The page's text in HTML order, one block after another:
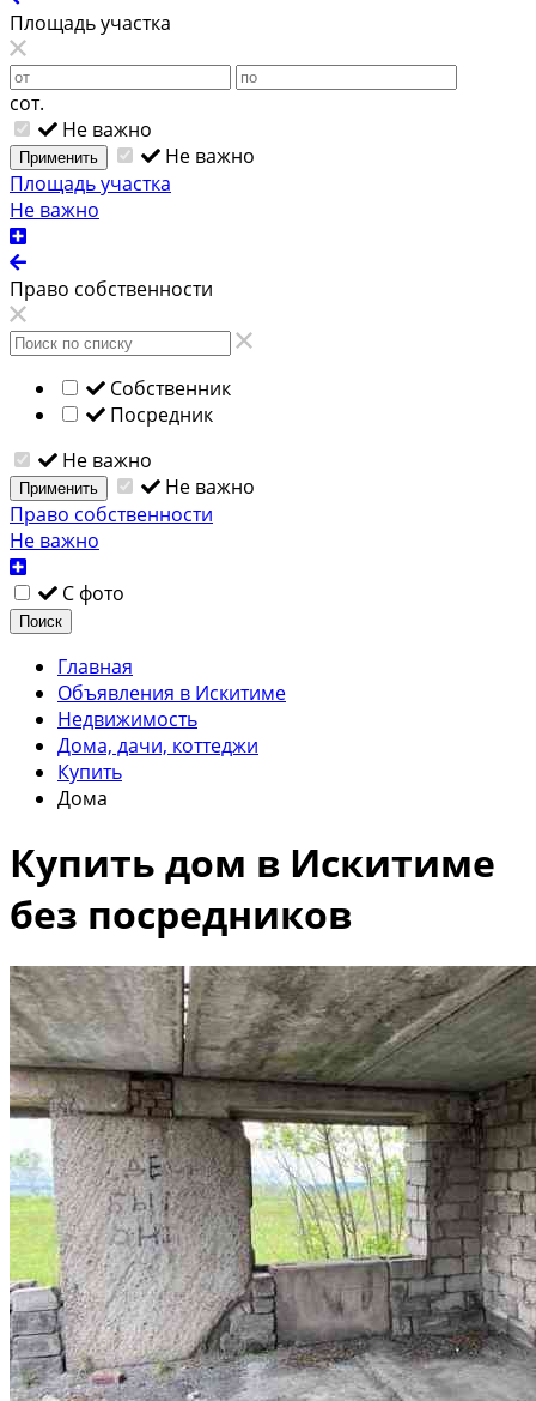
Площадь участка
сот.
Не важно
Применить
Не важно
Площадь участка
Не важно
Право собственности
Собственник
Посредник
Не важно
Применить
Не важно
Право собственности
Не важно
С фото
Поиск
Главная
Объявления в Искитиме
Недвижимость
Дома, дачи, коттеджи
Купить
Дома
Купить дом в Искитиме
без посредников